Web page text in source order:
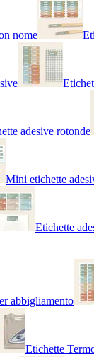
nome
adesive rotonde
Mini etichette
Etichette
abbigliamento
Etichette